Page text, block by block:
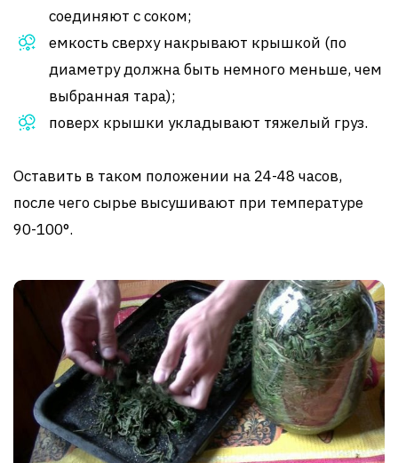
соединяют с соком;
емкость сверху накрывают крышкой (по
диаметру должна быть немного меньше, чем
выбранная тара);
поверх крышки укладывают тяжелый груз.
Оставить в таком положении на 24-48 часов,
после чего сырье высушивают при температуре
90-100°.